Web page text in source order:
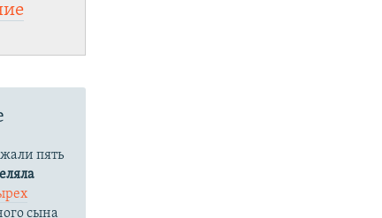
пять
сына